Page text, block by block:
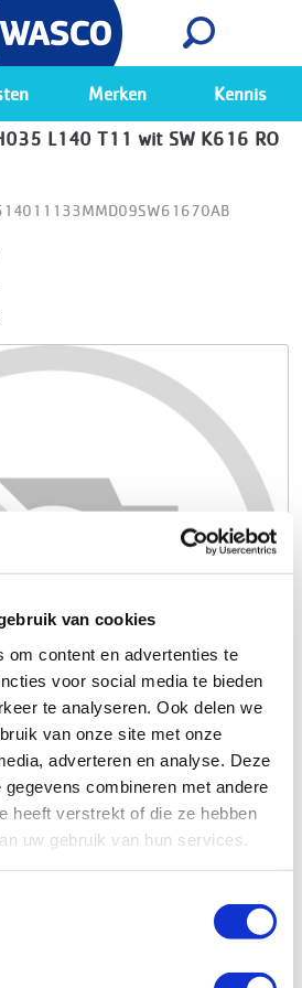
van cookies
om content en advertenties te
voor social media te bieden
te analyseren. Ook delen we
van onze site met onze
adverteren en analyse. Deze
combineren met andere
heeft verstrekt of die ze hebben
uw gebruik van hun services.
app
Bekijk
Merken Kennis
L140 T11 wit SW K616 RO